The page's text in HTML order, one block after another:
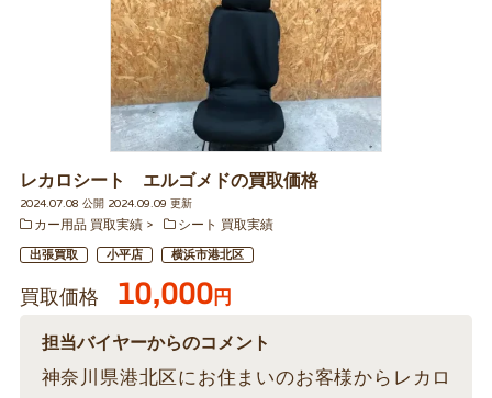
レカロシート エルゴメドの買取価格
2024.07.08 公開 2024.09.09 更新
カー用品 買取実績
シート 買取実績
出張買取 小平店 横浜市港北区
買取価格 10,000円
担当バイヤーからのコメント
神奈川県港北区にお住まいのお客様からレカロ